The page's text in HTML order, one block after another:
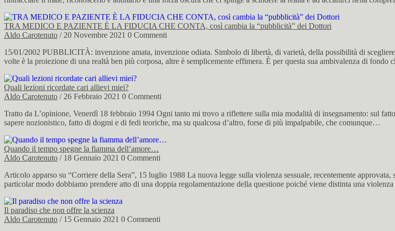
TRA MEDICO E PAZIENTE È LA FIDUCIA CHE CONTA, così cambia la “pubblicità” dei Dottori
Aldo Carotenuto / 20 Novembre 2021 0 Commenti
15/01/2002 PUBBLICITÀ: invenzione amata, invenzione odiata. Simbolo di libertà, di varietà, della possibilità di
volte è la proiezione di una realtà ben più corposa, altre è semplicemente effimera. È per questa sua ambivalenza di fondo
Quali lezioni ricordate cari allievi miei?
Aldo Carotenuto / 26 Febbraio 2021 0 Commenti
Tratto da L’opinione, Venerdì 18 febbraio 1994 Ogni tanto mi trovo a riflettere sulla mia modalità di insegnamento: sul
sapere nozionistico, fatto di dogmi e di fedi teoriche, ma su qualcosa d’altro, forse di più impalpabile, che comunque…
Quando il tempo spegne la fiamma dell’amore…
Aldo Carotenuto / 18 Gennaio 2021 0 Commenti
Articolo apparso su “Corriere della Sera”, 15 luglio 1988 La nuova legge sulla violenza sessuale, recentemente
particolar modo dobbiamo prendere atto di una doppia regolamentazione della questione poiché viene distinta una
Il paradiso che non offre la scienza
Aldo Carotenuto / 15 Gennaio 2021 0 Commenti